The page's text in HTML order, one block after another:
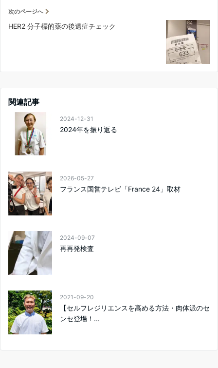
次のページへ
HER2 分子標的薬の後遺症チェック
関連記事
2024-12-31
2024年を振り返る
2026-05-27
フランス国営テレビ「France 24」取材
2024-09-07
再再発検査
2021-09-20
【セルフレジリエンスを高める方法・肉体派のセ
ンセ登場！...